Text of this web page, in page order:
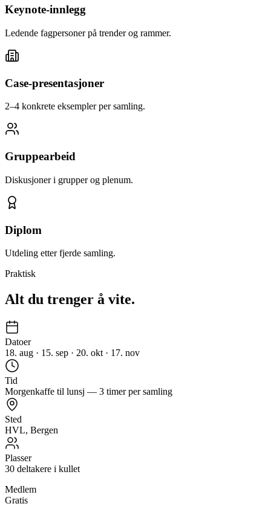
Keynote-innlegg
Ledende fagpersoner på trender og rammer.
Case-presentasjoner
2–4 konkrete eksempler per samling.
Gruppearbeid
Diskusjoner i grupper og plenum.
Diplom
Utdeling etter fjerde samling.
Praktisk
Alt du trenger å vite.
Datoer
18. aug · 15. sep · 20. okt · 17. nov
Tid
Morgenkaffe til lunsj — 3 timer per samling
Sted
HVL, Bergen
Plasser
30 deltakere i kullet
Medlem
Gratis